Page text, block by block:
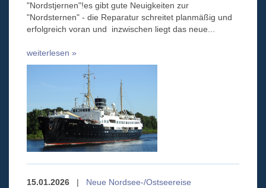
"Nordstjernen"!es gibt gute Neuigkeiten zur
"Nordsternen" - die Reparatur schreitet planmäßig und
erfolgreich voran und inzwischen liegt das neue...
weiterlesen »
15.01.2026 | Neue Nordsee-/Ostseereise